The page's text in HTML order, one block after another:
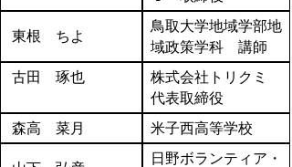
東根 ちよ
鳥取大学地域学部地
域政策学科 講師
古田 琢也
株式会社トリクミ
代表取締役
森高 菜月
米子西高等学校
日野ボランティア・